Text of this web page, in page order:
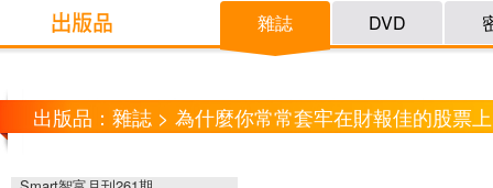
雜誌 DVD
出版品：雜誌 > 為什麼你常常套牢在財報佳的股票